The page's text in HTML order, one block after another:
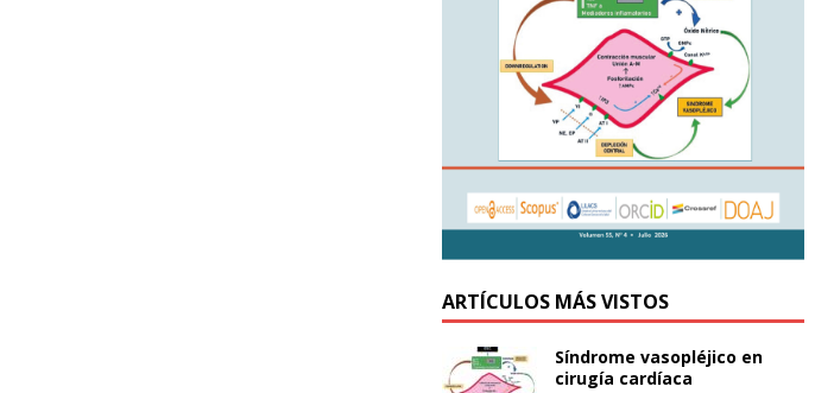
ARTÍCULOS MÁS VISTOS
Síndrome vasopléjico en
cirugía cardíaca